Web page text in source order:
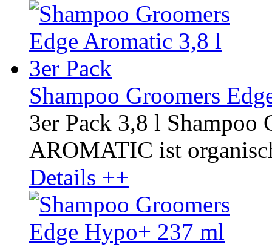
Shampoo Groomers
3er Pack 3,8 l Shampoo
AROMATIC ist
Details ++